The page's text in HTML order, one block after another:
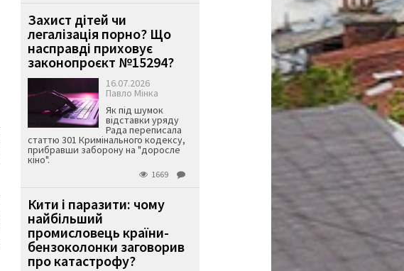
Захист дітей чи
легалізація порно? Що
насправді приховує
законопроєкт №15294?
16.07.2026
Павло Мінка
Як під шумок
відставки уряду
Рада переписала
статтю 301 Кримінального кодексу,
прибравши заборону на "доросле
кіно".
1669
Кити і паразити: чому
найбільший
промисловець країни-
бензоколонки заговорив
про катастрофу?